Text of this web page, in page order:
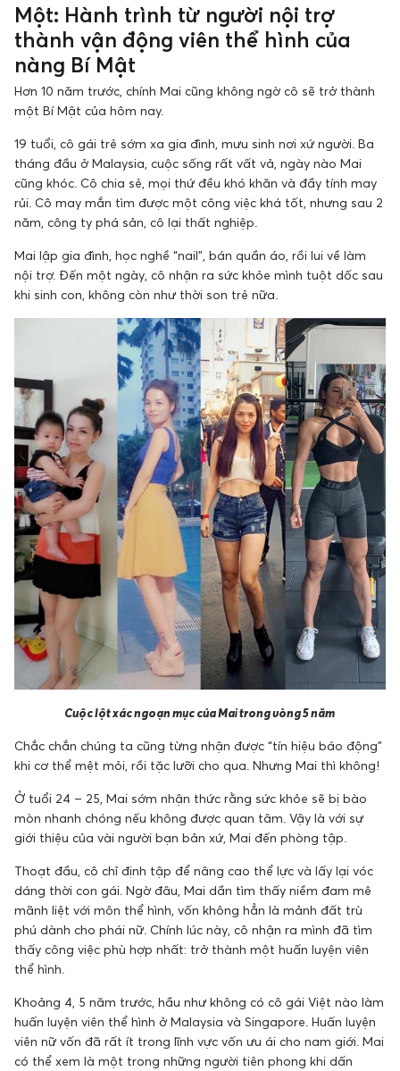
Một: Hành trình từ người nội trợ
thành vận động viên thể hình của
nàng Bí Mật
Hơn 10 năm trước, chính Mai cũng không ngờ cô sẽ trở thành
một Bí Mật của hôm nay.
19 tuổi, cô gái trẻ sớm xa gia đình, mưu sinh nơi xứ người. Ba
tháng đầu ở Malaysia, cuộc sống rất vất vả, ngày nào Mai
cũng khóc. Cô chia sẻ, mọi thứ đều khó khăn và đầy tính may
rủi. Cô may mắn tìm được một công việc khá tốt, nhưng sau 2
năm, công ty phá sản, cô lại thất nghiệp.
Mai lập gia đình, học nghề “nail”, bán quần áo, rồi lui về làm
nội trợ. Đến một ngày, cô nhận ra sức khỏe mình tuột dốc sau
khi sinh con, không còn như thời son trẻ nữa.
Cuộc lột xác ngoạn mục của Mai trong vòng 5 năm
Chắc chắn chúng ta cũng từng nhận được “tín hiệu báo động”
khi cơ thể mệt mỏi, rồi tặc lưỡi cho qua. Nhưng Mai thì không!
Ở tuổi 24 – 25, Mai sớm nhận thức rằng sức khỏe sẽ bị bào
mòn nhanh chóng nếu không được quan tâm. Vậy là với sự
giới thiệu của vài người bạn bản xứ, Mai đến phòng tập.
Thoạt đầu, cô chỉ định tập để nâng cao thể lực và lấy lại vóc
dáng thời con gái. Ngờ đâu, Mai dần tìm thấy niềm đam mê
mãnh liệt với môn thể hình, vốn không hẳn là mảnh đất trù
phú dành cho phái nữ. Chính lúc này, cô nhận ra mình đã tìm
thấy công việc phù hợp nhất: trở thành một huấn luyện viên
thể hình.
Khoảng 4, 5 năm trước, hầu như không có cô gái Việt nào làm
huấn luyện viên thể hình ở Malaysia và Singapore. Huấn luyện
viên nữ vốn đã rất ít trong lĩnh vực vốn ưu ái cho nam giới. Mai
có thể xem là một trong những người tiên phong khi dấn